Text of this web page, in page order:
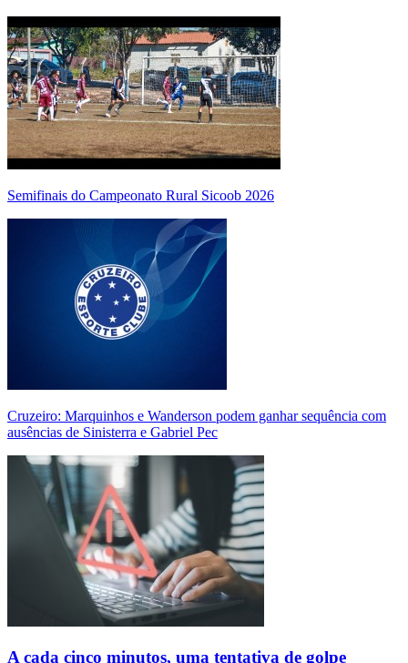
Semifinais do Campeonato Rural Sicoob 2026
Cruzeiro: Marquinhos e Wanderson podem ganhar sequência com
ausências de Sinisterra e Gabriel Pec
A cada cinco minutos, uma tentativa de golpe